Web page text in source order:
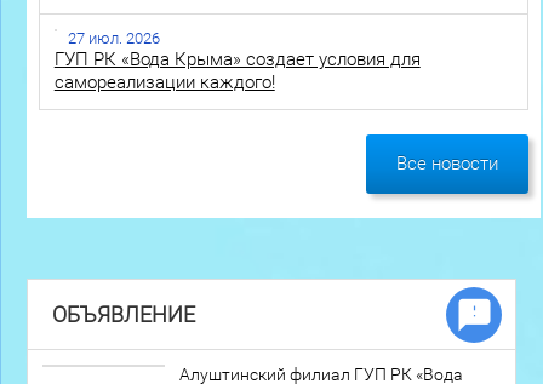
27 июл. 2026
ГУП РК «Вода Крыма» создает условия для
самореализации каждого!
Все новости
ОБЪЯВЛЕНИЕ
Алуштинский филиал ГУП РК «Вода